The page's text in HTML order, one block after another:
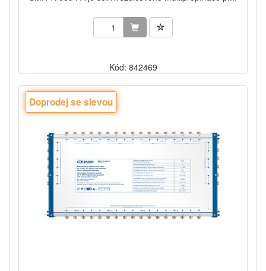
Kód: 842469
Doprodej se slevou